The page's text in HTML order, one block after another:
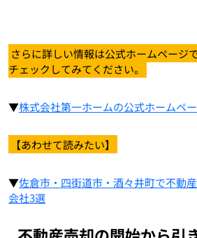
さらに詳しい情報は公式ホームページ
チェックしてみてください。
▼株式会社第一ホームの公式ホームペ
【あわせて読みたい】
▼佐倉市・四街道市・酒々井町で不動
会社3選